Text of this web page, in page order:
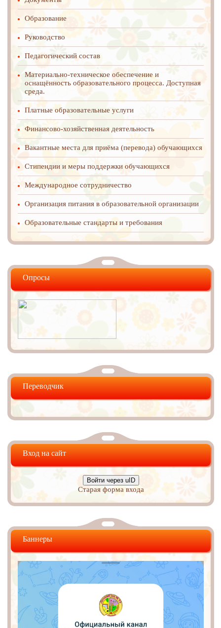
Образование
Руководство
Педагогический состав
Материально-техническое обеспечение и
оснащённость образовательного процесса. Доступная
среда.
Платные образовательные услуги
Финансово-хозяйственная деятельность
Вакантные места для приёма (перевода) обучающихся
Стипендии и меры поддержки обучающихся
Международное cотрудничество
Организация питания в образовательной организации
Образовательные стандарты и требования
Опросы
Переводчик
Вход на сайт
Войти через uID
Старая форма входа
Баннеры